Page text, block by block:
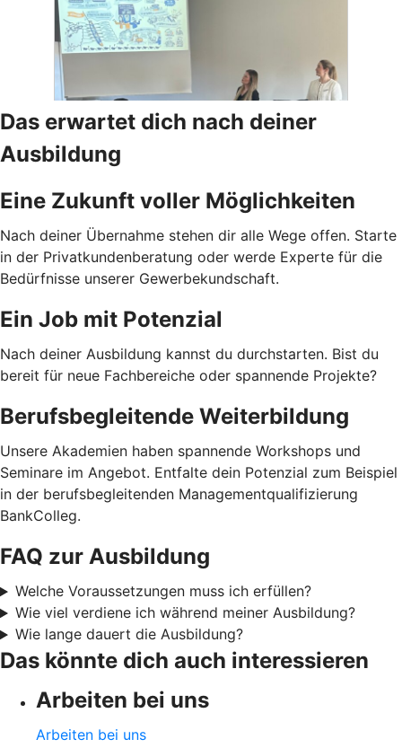
Das erwartet dich nach deiner
Ausbildung
Eine Zukunft voller Möglichkeiten
Nach deiner Übernahme stehen dir alle Wege offen. Starte
in der Privatkundenberatung oder werde Experte für die
Bedürfnisse unserer Gewerbekundschaft.
Ein Job mit Potenzial
Nach deiner Ausbildung kannst du durchstarten. Bist du
bereit für neue Fachbereiche oder spannende Projekte?
Berufsbegleitende Weiterbildung
Unsere Akademien haben spannende Workshops und
Seminare im Angebot. Entfalte dein Potenzial zum Beispiel
in der berufsbegleitenden Managementqualifizierung
BankColleg.
FAQ zur Ausbildung
Welche Voraussetzungen muss ich erfüllen?
Wie viel verdiene ich während meiner Ausbildung?
Wie lange dauert die Ausbildung?
Das könnte dich auch interessieren
Arbeiten bei uns
Arbeiten bei uns